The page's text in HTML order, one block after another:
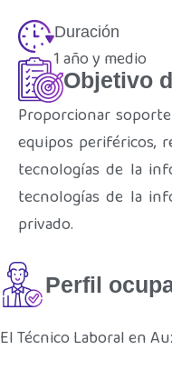
Duración
1 año y medio
Objetivo
Proporcionar
equipos periféricos,
tecnologías de la
tecnologías de la
privado.
Perfil
El Técnico Laboral en